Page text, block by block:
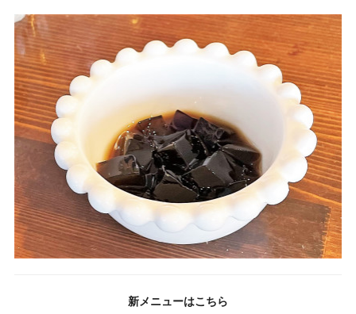
新メニューはこちら